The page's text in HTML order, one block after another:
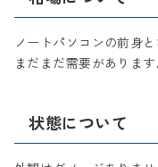
ノートパソコンの前身
まだまだ需要があります
状態について